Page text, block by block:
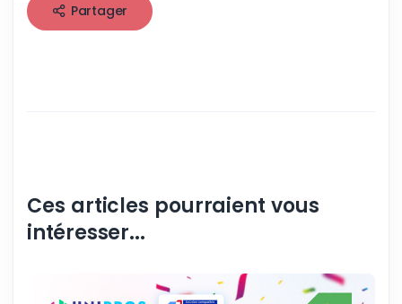
Partager
Ces articles pourraient vous
intéresser...